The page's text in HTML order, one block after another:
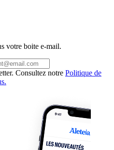
votre boite e-mail.
Consultez notre Politique de